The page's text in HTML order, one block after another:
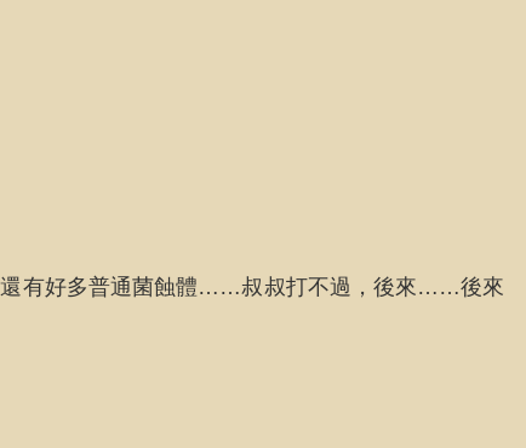
還有好多普通菌蝕體……叔叔打不過，後來……後來